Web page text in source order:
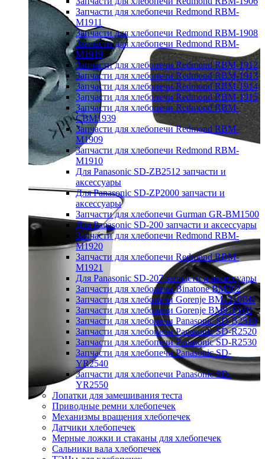
Запчасти для хлебопечи Redmond RBM-
M1911
Запчасти для хлебопечи Redmond RBM-1908
Запчасти для хлебопечи Redmond RBM-
M1919
Запчасти для хлебопечи Redmond RBM-1912
Запчасти для хлебопечи Redmond RBM-1913
Запчасти для хлебопечи Redmond RBM-1914
Запчасти для хлебопечи Redmond RBM-1915
Запчасти для хлебопечи Redmond RBM-
CBM1939
Запчасти для хлебопечи Redmond RBM-
M1909
Запчасти для хлебопечи Redmond RBM-
M1910
Для Panasonic SD-ZB2512 запчасти и
аксессуары
Для Panasonic SD-ZP2000 запчасти и
аксессуары
Запчасти для хлебопечи Gurman GR-BM1500
Для Panasonic SD-200 запчасти и аксессуары
Запчасти для хлебопечи Redmond RBM-
M1920
Запчасти для хлебопечи Redmond RBM-
M1921
Для Panasonic SD-207 запчасти и аксессуары
Запчасти для хлебопечи Binatone BM202
Запчасти для хлебопечи Gorenje BM1210BK
Запчасти для хлебопечи Gorenje BM910WII
Запчасти для хлебопечи Panasonic SD-B2510
Запчасти для хлебопечи Panasonic SD-R2520
Запчасти для хлебопечи Panasonic SD-R2530
Запчасти для хлебопечи Panasonic SD-
YR2540
Запчасти для хлебопечи Panasonic SD-
YR2550
Лопатки для замешивания теста
Приводные ремни хлебопечек
Механизмы вращения хлебопечек
Датчики хлебопечек
Мерные ложки и стаканы для хлебопечек
Сальники вала хлебопечек